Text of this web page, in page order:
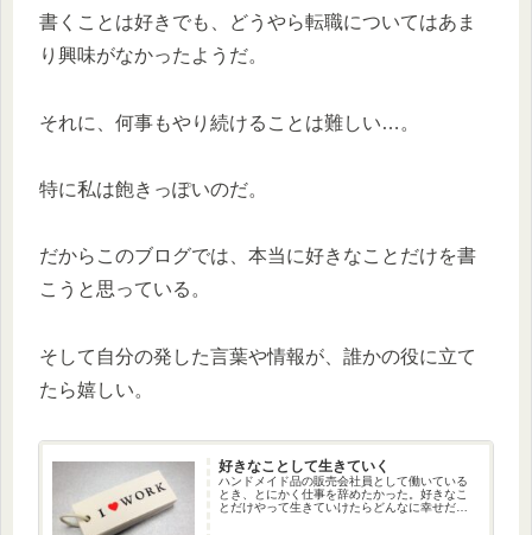
書くことは好きでも、どうやら転職についてはあま
り興味がなかったようだ。
それに、何事もやり続けることは難しい…。
特に私は飽きっぽいのだ。
だからこのブログでは、本当に好きなことだけを書
こうと思っている。
そして自分の発した言葉や情報が、誰かの役に立て
たら嬉しい。
好きなことして生きていく
ハンドメイド品の販売会社員として働いている
とき、とにかく仕事を辞めたかった。好きなこ
とだけやって生きていけたらどんなに幸せだろ